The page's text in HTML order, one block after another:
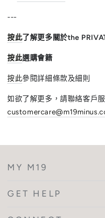
---
按此了解更多關於the
按此選購會籍
按此參閱詳細條款及細則
如欲了解更多，請聯絡客戶
MY M19
GET HELP